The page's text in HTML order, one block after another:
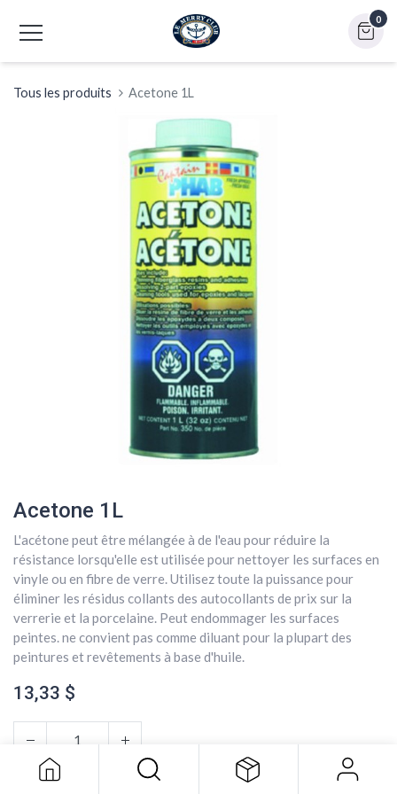
0
Tous les produits Acetone 1L
Acetone 1L
L'acétone peut être mélangée à de l'eau pour réduire la
résistance lorsqu'elle est utilisée pour nettoyer les surfaces en
vinyle ou en fibre de verre. Utilisez toute la puissance pour
éliminer les résidus collants des autocollants de prix sur la
verrerie et la porcelaine. Peut endommager les surfaces
peintes. ne convient pas comme diluant pour la plupart des
peintures et revêtements à base d'huile.
13,33 $
13,33$